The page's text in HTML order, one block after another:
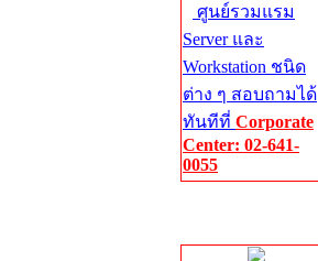
ศูนย์รวมแรม
Server และ
Workstation ชนิด
ต่าง ๆ สอบถามได้
ทันทีที่ Corporate
Center: 02-641-
0055